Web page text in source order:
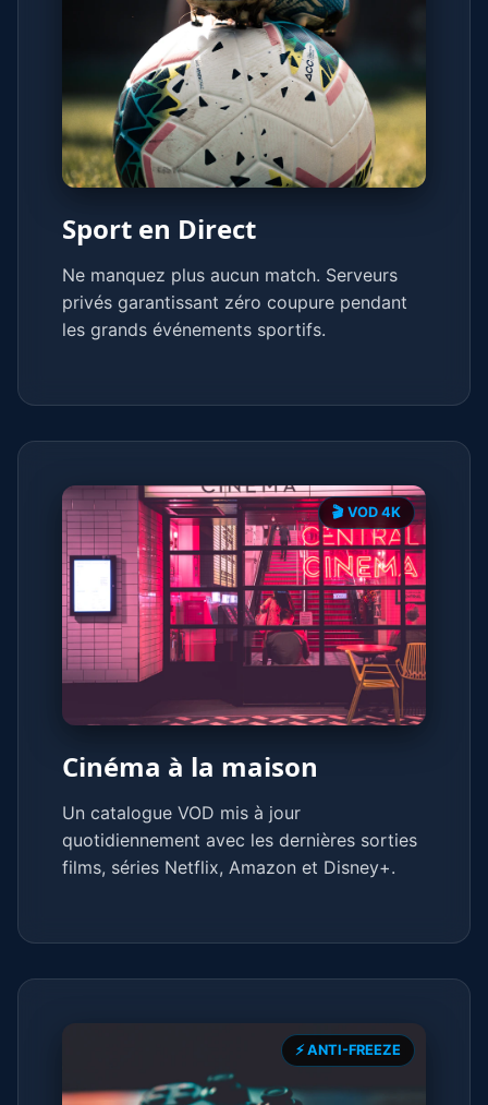
Sport en Direct
Ne manquez plus aucun match. Serveurs
privés garantissant zéro coupure pendant
les grands événements sportifs.
🎬 VOD 4K
Cinéma à la maison
Un catalogue VOD mis à jour
quotidiennement avec les dernières sorties
films, séries Netflix, Amazon et Disney+.
⚡ ANTI-FREEZE